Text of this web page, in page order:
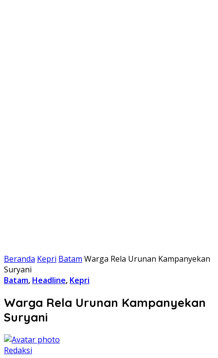
Beranda Kepri Batam Warga Rela Urunan Kampanyekan
Suryani
Batam, Headline, Kepri
Warga Rela Urunan Kampanyekan
Suryani
Redaksi